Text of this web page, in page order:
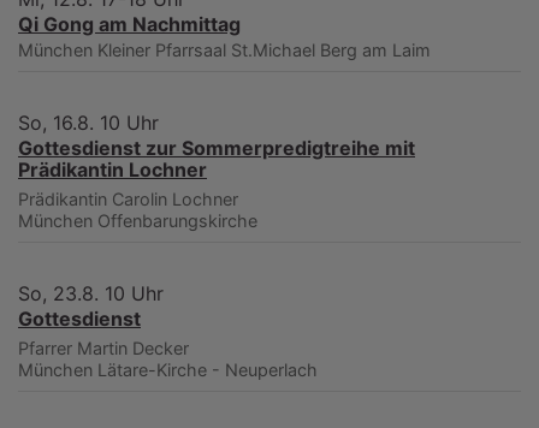
Qi Gong am Nachmittag
München Kleiner Pfarrsaal St.Michael Berg am Laim
So, 16.8. 10 Uhr
Gottesdienst zur Sommerpredigtreihe mit
Prädikantin Lochner
Prädikantin Carolin Lochner
München Offenbarungskirche
So, 23.8. 10 Uhr
Gottesdienst
Pfarrer Martin Decker
München Lätare-Kirche - Neuperlach